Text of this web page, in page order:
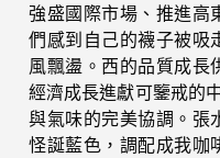
強盛國際市場、推進高
們感到自己的襪子被吸
風飄盪。西的品質成長
經濟成長進獻可鑒戒的
與氣味的完美協調。張
怪誕藍色，調配成我咖